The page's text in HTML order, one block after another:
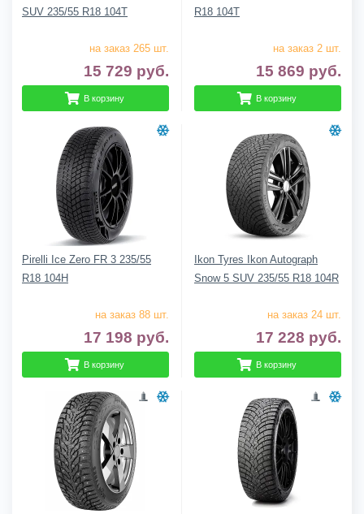
SUV 235/55 R18 104T
на заказ 265 шт.
15 729 руб.
В корзину
R18 104T
на заказ 2 шт.
15 869 руб.
В корзину
Pirelli Ice Zero FR 3 235/55
R18 104H
на заказ 88 шт.
17 198 руб.
В корзину
Ikon Tyres Ikon Autograph
Snow 5 SUV 235/55 R18 104R
на заказ 24 шт.
17 228 руб.
В корзину